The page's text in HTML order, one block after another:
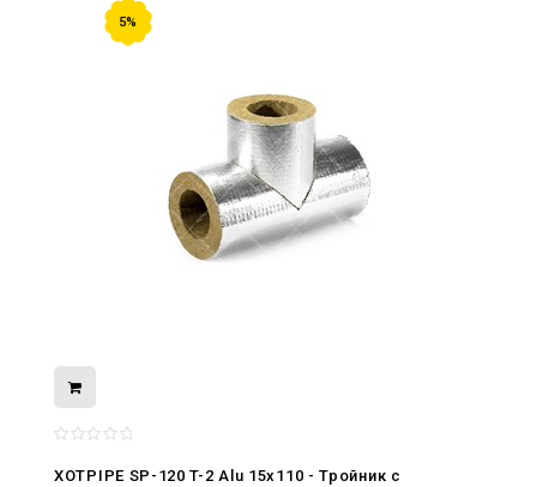
5%
XOTPIPE SP-120 T-2 Alu 15x110 - Тройник c
нами